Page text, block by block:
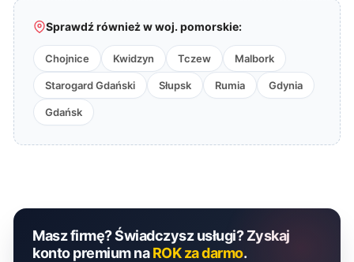
Sprawdź również w woj. pomorskie:
Chojnice Kwidzyn Tczew Malbork
Starogard Gdański Słupsk Rumia Gdynia
Gdańsk
Masz firmę? Świadczysz usługi? Zyskaj
konto premium naROK za darmo.